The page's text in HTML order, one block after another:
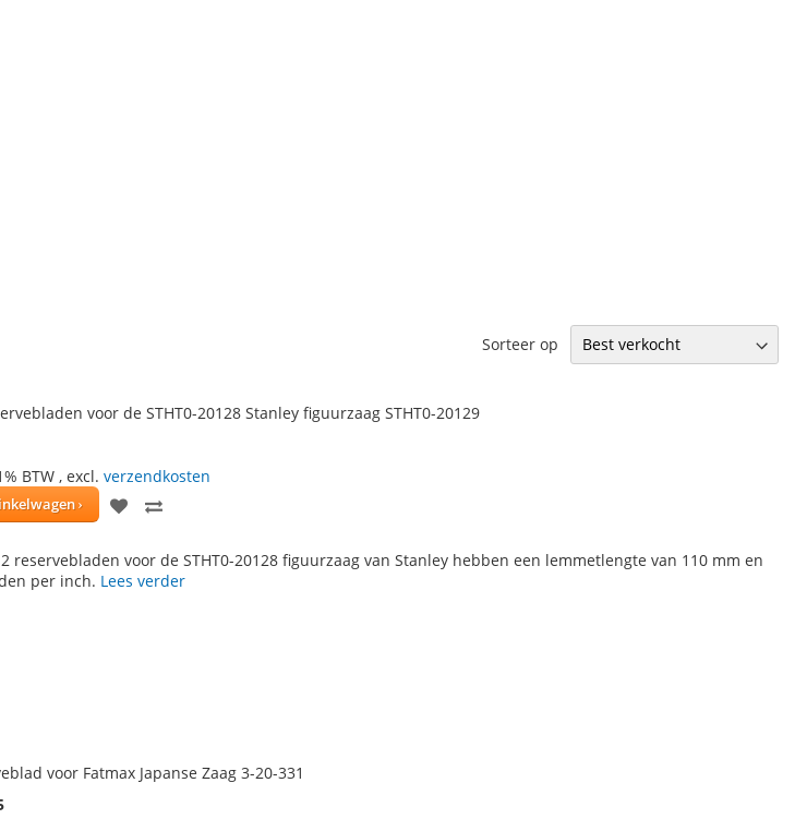
Sorteer op
voor de STHT0-20128 Stanley figuurzaag STHT0-20129
BTW , excl. verzendkosten
VOEG
AANTE
reservebladen voor de STHT0-20128 figuurzaag van Stanley hebben een lemmetlengte van 110 mm en
per inch. Lees verder
voor Fatmax Japanse Zaag 3-20-331